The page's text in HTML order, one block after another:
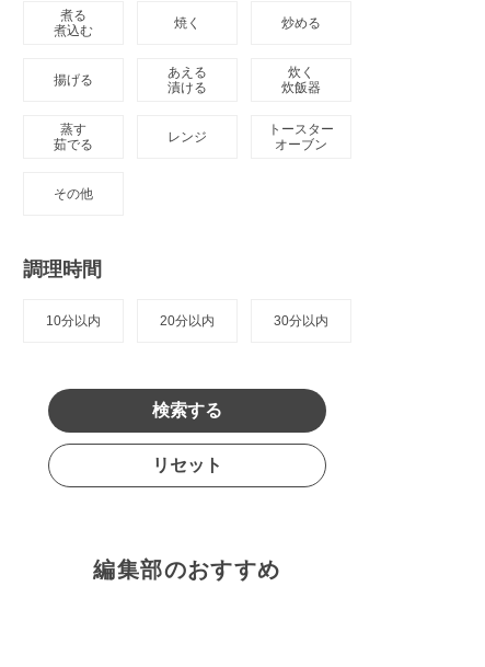
煮る
煮込む
焼く 炒める
揚げる
あえる
漬ける
炊く
炊飯器
蒸す
茹でる
レンジ
トースター
オーブン
その他
調理時間
10分以内 20分以内 30分以内
検索する
リセット
編集部のおすすめ